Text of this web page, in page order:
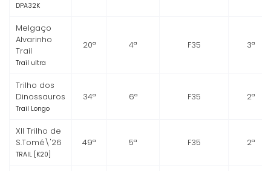
DPA32K
Melgaço
Alvarinho
Trail
Trail ultra
20ª 4ª F35 3ª
Trilho dos
Dinossauros
Trail Longo
34ª 6ª F35 2ª
XII Trilho de
S.Tomé\'26
TRAIL [K20]
49ª 5ª F35 2ª